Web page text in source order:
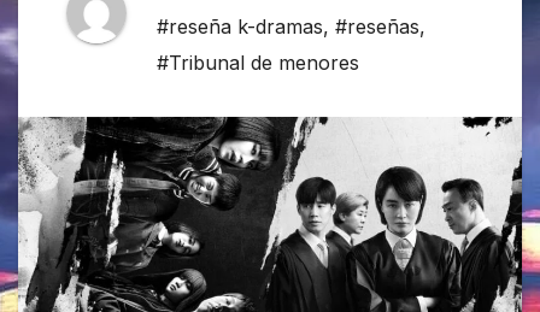
#reseña k-dramas, #reseñas,
#Tribunal de menores